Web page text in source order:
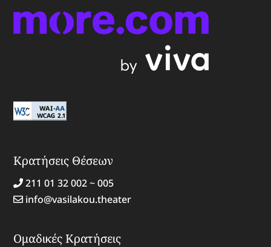
Κρατήσεις Θέσεων
211 01 32 002 ~ 005
info@vasilakou.theater
Ομαδικές Κρατήσεις